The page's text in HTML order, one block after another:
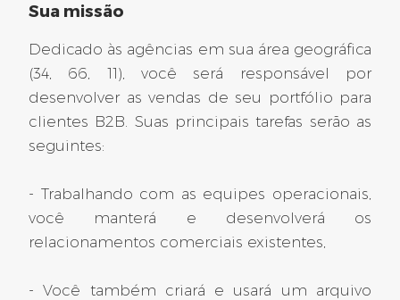
Isère (38) (29)
Loire (42) (11)
Mosela (57)
segurança F/H
Assistente de vendas F/H
Ref: 2025-12502
Montpellier
CONTRATO POR TEMPO INDETERMINADO
515 dias atrás
Sua missão
Dedicado às agências em sua área geográfica
(34, 66, 11), você será responsável por
desenvolver as vendas de seu portfólio para
clientes B2B. Suas principais tarefas serão as
seguintes:
- Trabalhando com as equipes operacionais,
você manterá e desenvolverá os
relacionamentos comerciais existentes,
- Você também criará e usará um arquivo